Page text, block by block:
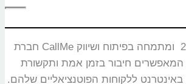
חברת CallMe נוסדה בשנת 2008 ומתמחה בפיתוח ושיווק
המאפשרים חיבור בזמן אמת ותקשורת
באינטרנט ללקוחות הפוטנציאליים שלהם.